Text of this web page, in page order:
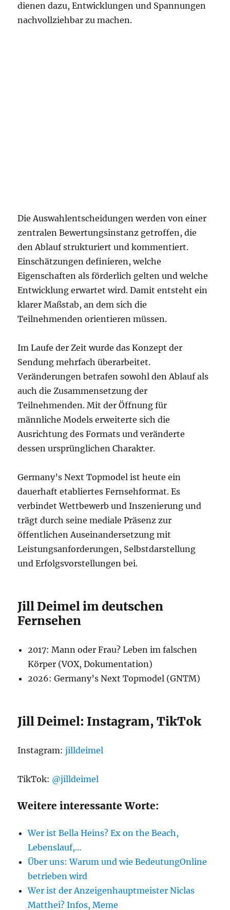
dienen dazu, Entwicklungen und Spannungen
nachvollziehbar zu machen.
Die Auswahlentscheidungen werden von einer
zentralen Bewertungsinstanz getroffen, die
den Ablauf strukturiert und kommentiert.
Einschätzungen definieren, welche
Eigenschaften als förderlich gelten und welche
Entwicklung erwartet wird. Damit entsteht ein
klarer Maßstab, an dem sich die
Teilnehmenden orientieren müssen.
Im Laufe der Zeit wurde das Konzept der
Sendung mehrfach überarbeitet.
Veränderungen betrafen sowohl den Ablauf als
auch die Zusammensetzung der
Teilnehmenden. Mit der Öffnung für
männliche Models erweiterte sich die
Ausrichtung des Formats und veränderte
dessen ursprünglichen Charakter.
Germany’s Next Topmodel ist heute ein
dauerhaft etabliertes Fernsehformat. Es
verbindet Wettbewerb und Inszenierung und
trägt durch seine mediale Präsenz zur
öffentlichen Auseinandersetzung mit
Leistungsanforderungen, Selbstdarstellung
und Erfolgsvorstellungen bei.
Jill Deimel im deutschen
Fernsehen
2017: Mann oder Frau? Leben im falschen
Körper (VOX, Dokumentation)
2026: Germany’s Next Topmodel (GNTM)
Jill Deimel: Instagram, TikTok
Instagram:jilldeimel
TikTok: @jilldeimel
Weitere interessante Worte:
Wer ist Bella Heins? Ex on the Beach,
Lebenslauf,…
Über uns: Warum und wie BedeutungOnline
betrieben wird
Wer ist der Anzeigenhauptmeister Niclas
Matthei? Infos, Meme